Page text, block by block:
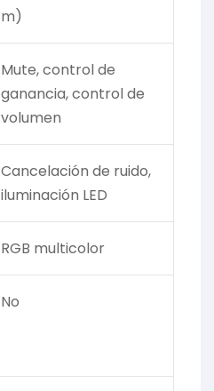
m)
Mute, control de
ganancia, control de
volumen
Cancelación de ruido,
iluminación LED
RGB multicolor
No